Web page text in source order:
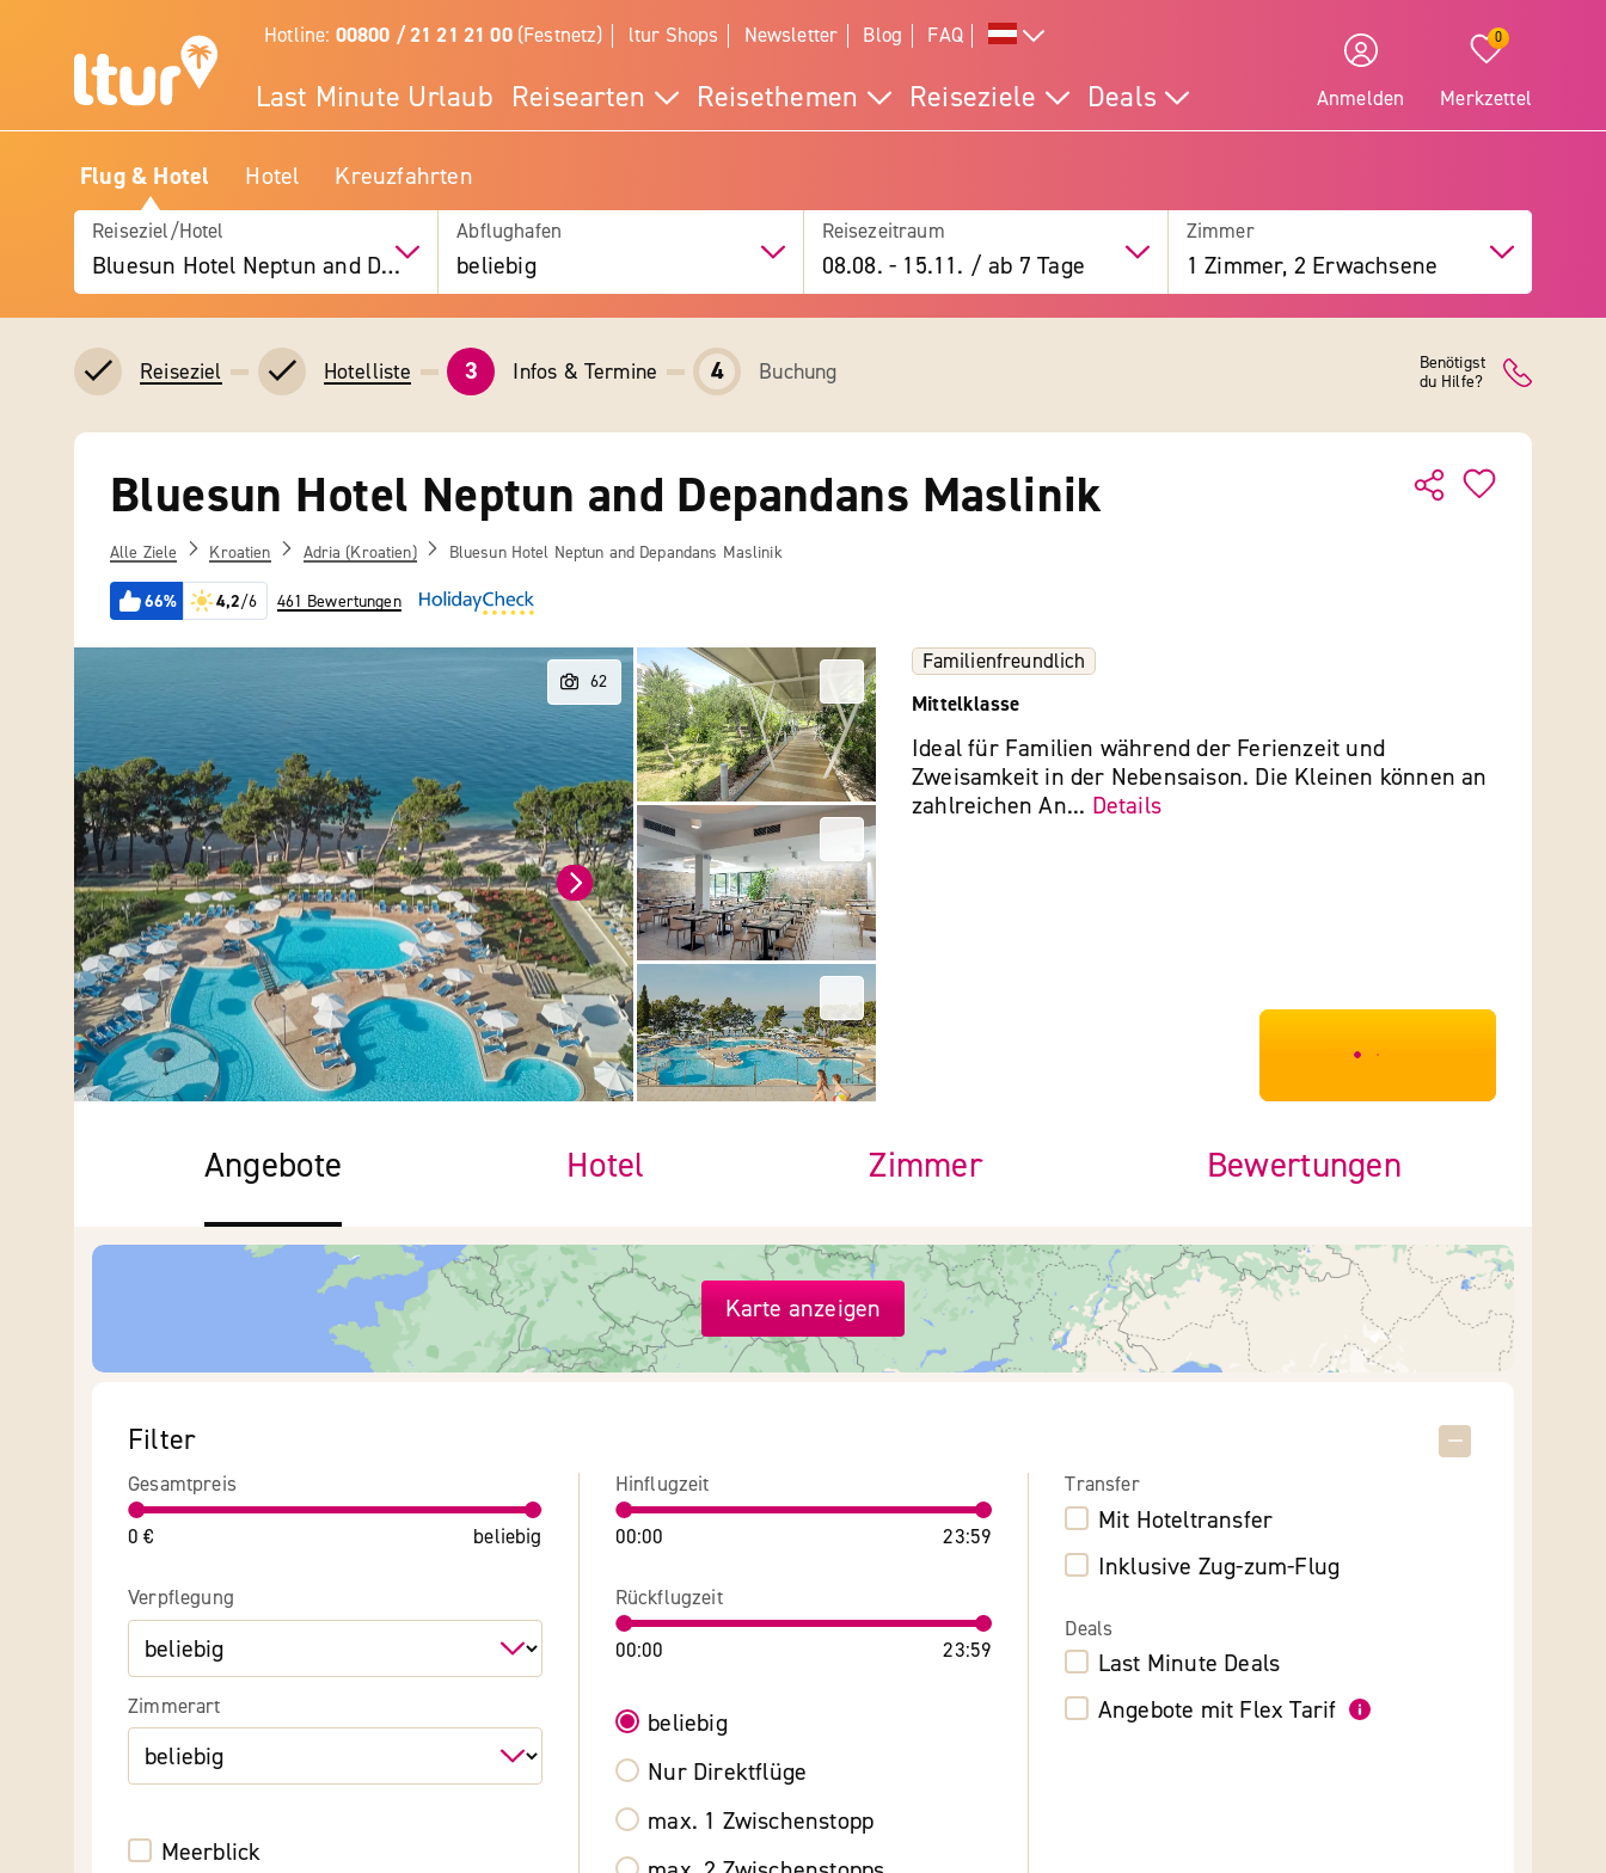
Hotline: 00800 / 21 21 21 00(Festnetz) ltur Shops Newsletter Blog FAQ
Last Minute Urlaub Reisearten Reisethemen Reiseziele Deals Anmelden
0
Merkzettel
Flug & Hotel Hotel Kreuzfahrten
Reiseziel/Hotel
Bluesun Hotel Neptun and Depandans Maslinik
Abflughafen
beliebig
Reisezeitraum
08.08. - 15.11. / ab 7 Tage
Zimmer
1 Zimmer, 2 Erwachsene
Reiseziel Hotelliste 3 Infos & Termine 4 Buchung
Benötigst
du Hilfe?
Bluesun Hotel Neptun and Depandans Maslinik
Alle Ziele Kroatien Adria (Kroatien) Bluesun Hotel Neptun and Depandans Maslinik
66% 4,2/6 461 Bewertungen
Familienfreundlich
Mittelklasse
Ideal für Familien während der Ferienzeit und
Zweisamkeit in der Nebensaison. Die Kleinen können an
zahlreichen An... Details
***************
Angebote Hotel Zimmer Bewertungen
Karte anzeigen
Filter
Gesamtpreis
0 € beliebig
Verpflegung
Zimmerart
Meerblick
Hinflugzeit
00:00 23:59
Rückflugzeit
00:00 23:59
beliebig
Nur Direktflüge
max. 1 Zwischenstopp
Transfer
Mit Hoteltransfer
Inklusive Zug-zum-Flug
Deals
Last Minute Deals
Angebote mit Flex Tarif